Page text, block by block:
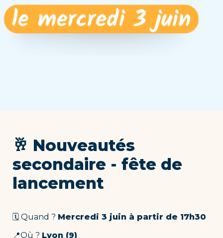
🥂 Nouveautés
secondaire - fête de
lancement
🗓 Quand ? Mercredi 3 juin à partir de 17h30
📍Où ? Lyon (9)